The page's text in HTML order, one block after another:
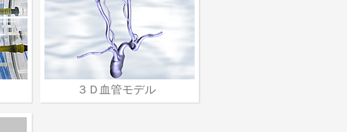
３Ｄ血管モデル